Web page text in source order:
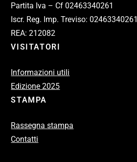
Partita Iva – Cf 02463340261
Iscr. Reg. Imp. Treviso: 02463340261
REA: 212082
VISITATORI
Informazioni utili
Edizione 2025
STAMPA
Rassegna stampa
Contatti